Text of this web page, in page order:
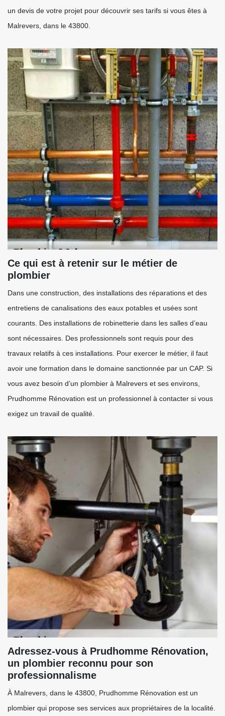
un devis de votre projet pour découvrir ses tarifs si vous êtes à
Malrevers, dans le 43800.
Ce qui est à retenir sur le métier de
plombier
Dans une construction, des installations des réparations et des
entretiens de canalisations des eaux potables et usées sont
courants. Des installations de robinetterie dans les salles d’eau
sont nécessaires. Des professionnels sont requis pour des
travaux relatifs à ces installations. Pour exercer le métier, il faut
avoir une formation dans le domaine sanctionnée par un CAP. Si
vous avez besoin d’un plombier à Malrevers et ses environs,
Prudhomme Rénovation est un professionnel à contacter si vous
exigez un travail de qualité.
Adressez-vous à Prudhomme Rénovation,
un plombier reconnu pour son
professionnalisme
À Malrevers, dans le 43800, Prudhomme Rénovation est un
plombier qui propose ses services aux propriétaires de la localité.